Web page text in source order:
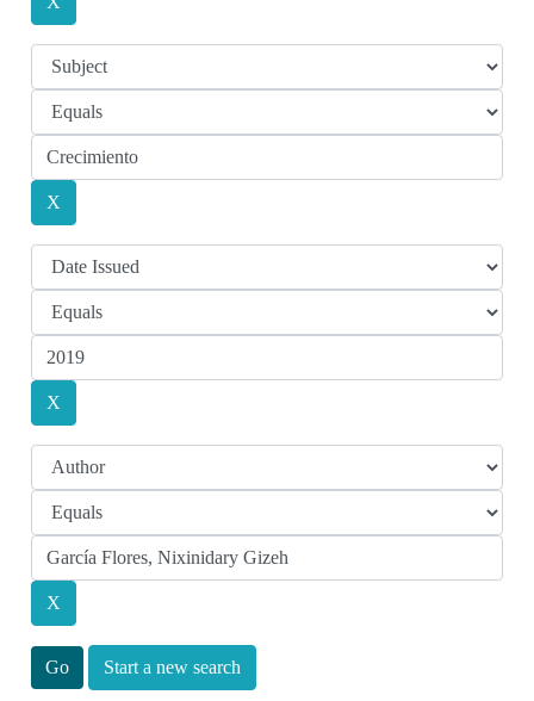
Start a new search